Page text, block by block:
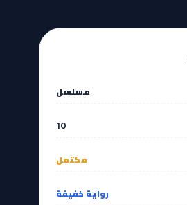
مسلسل
10
مكتمل
رواية خفيفة